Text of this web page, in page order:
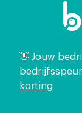
👋 Jouw
korting